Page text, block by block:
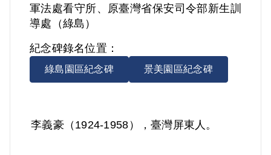
軍法處看守所、原臺灣省保安司令部新生訓
導處（綠島）
紀念碑錄名位置：
綠島園區紀念碑 景美園區紀念碑
李義豪（1924-1958），臺灣屏東人。